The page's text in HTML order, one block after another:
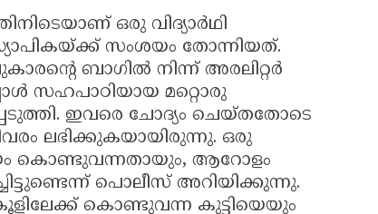
ഒരു വിദ്യാർഥി
സംശയം തോന്നിയത്.
ബാഗിൽ നിന്ന് അരലിറ്റർ
സഹപാഠിയായ മറ്റൊരു
ഇവരെ ചോദ്യം ചെയ്തതോടെ
ലഭിക്കുകയായിരുന്നു. ഒരു
കൊണ്ടുവന്നതായും, ആറോളം
പൊലീസ് അറിയിക്കുന്നു.
കൊണ്ടുവന്ന കുട്ടിയെയും